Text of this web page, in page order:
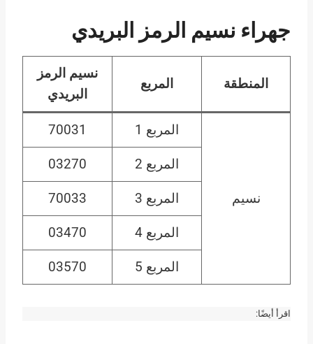
جهراء نسيم الرمز البريدي
المنطقة المربع
نسيم الرمز
البريدي
نسيم
المربع 1 70031
المربع 2 03270
المربع 3 70033
المربع 4 03470
المربع 5 03570
اقرأ أيضًا: